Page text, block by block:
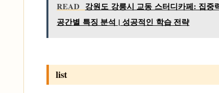
READ 강원도 강릉시 교동 스터디카페: 집중
공간별 특징 분석 | 성공적인 학습 전략
list